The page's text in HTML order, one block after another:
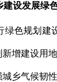
建设发展绿
色规划建
增建设用
乡气候韧